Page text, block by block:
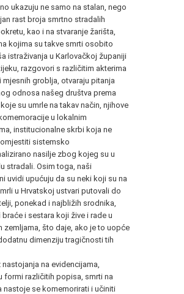
ukazuju ne samo na stalan, nego
rast broja smrtno stradalih
kao i na stvaranje žarišta,
kojima su takve smrti osobito
istraživanja u Karlovačkoj županiji
razgovori s različitim akterima
mjesnih groblja, otvaraju pitanja
odnosa našeg društva prema
su umrle na takav način, njihove
u lokalnim
institucionalne skrbi koja ne
sistemsko
nasilje zbog kojeg su u
stradali. Osim toga, naši
uvidi upućuju da su neki koji su na
u Hrvatskoj ustvari putovali do
ponekad i najbližih srodnika,
i sestara koji žive i rade u
zemljama, što daje, ako je to uopće
dimenziju tragičnosti tih
na evidencijama,
formi različitih popisa, smrti na
nastoje se komemorirati i učiniti